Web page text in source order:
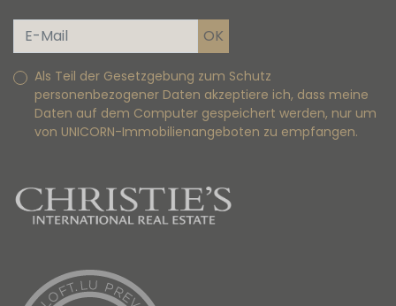
Als Teil der Gesetzgebung zum Schutz
personenbezogener Daten akzeptiere ich, dass meine
Daten auf dem Computer gespeichert werden, nur um
von UNICORN-Immobilienangeboten zu empfangen.